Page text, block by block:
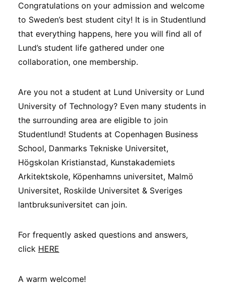
Congratulations on your admission and welcome
to Sweden’s best student city! It is in Studentlund
that everything happens, here you will find all of
Lund’s student life gathered under one
collaboration, one membership.
Are you not a student at Lund University or Lund
University of Technology? Even many students in
the surrounding area are eligible to join
Studentlund! Students at Copenhagen Business
School, Danmarks Tekniske Universitet,
Högskolan Kristianstad, Kunstakademiets
Arkitektskole, Köpenhamns universitet, Malmö
Universitet, Roskilde Universitet & Sveriges
lantbruksuniversitet can join.
For frequently asked questions and answers,
click HERE
A warm welcome!